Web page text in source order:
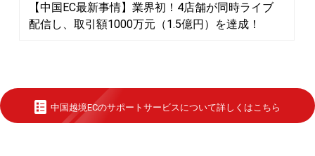
【中国EC最新事情】業界初！4店舗が同時ライブ
配信し、取引額1000万元（1.5億円）を達成！
中国越境ECのサポートサービスについて詳しくはこちら